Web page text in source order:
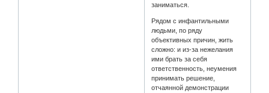
заниматься.
Рядом с инфантильными
людьми, по ряду
объективных причин, жить
сложно: и из-за нежелания
ими брать за себя
ответственность, неумения
принимать решение,
отчаянной демонстрации